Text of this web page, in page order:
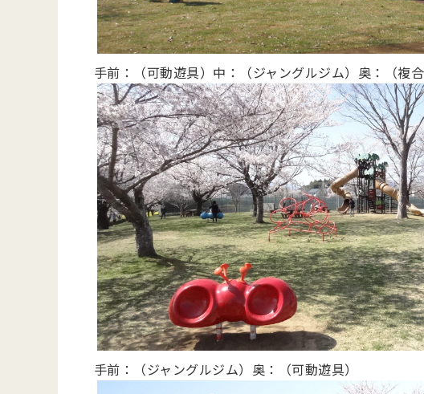
手前：（可動遊具）中：（ジャングルジム）奥：（複合
手前：（ジャングルジム）奥：（可動遊具）